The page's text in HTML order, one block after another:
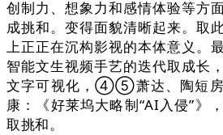
创制力、想象力和感情体验等方
成挑和。变得面貌清晰起来。取
上正正在沉构影视的本体意义。
智能文生视频手艺的迭代取成长
文字可视化，④⑤萧达、陶短房
康：《好莱坞大略制“AI入侵”》
取挑和。